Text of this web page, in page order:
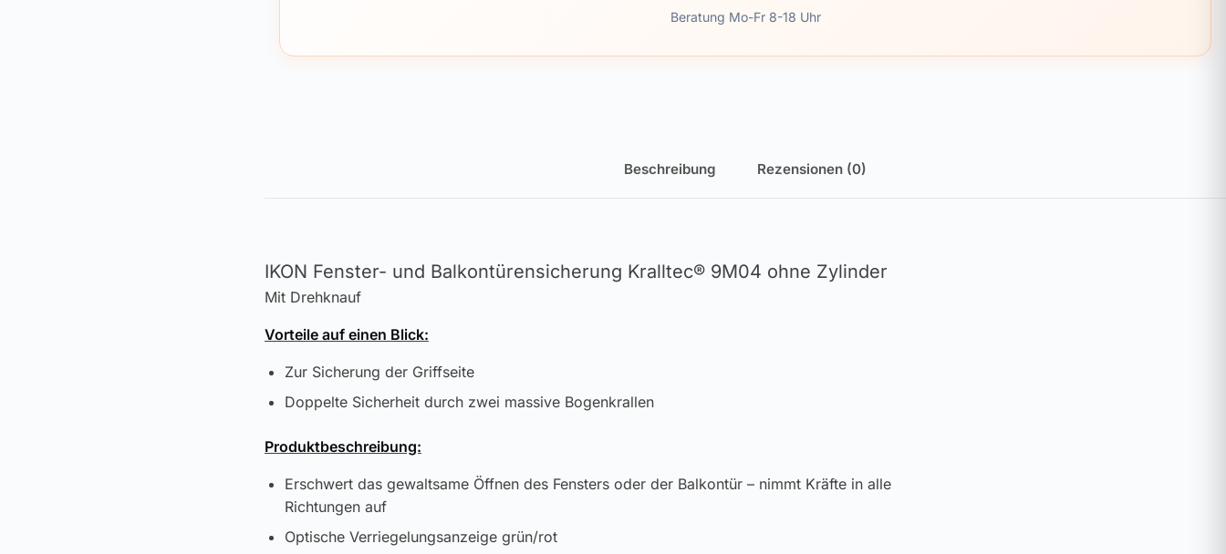
Beratung Mo-Fr 8-18 Uhr
Beschreibung Rezensionen (0)
IKON Fenster- und Balkontürensicherung Kralltec® 9M04 ohne Zylinder
Mit Drehknauf
Vorteile auf einen Blick:
Zur Sicherung der Griffseite
Doppelte Sicherheit durch zwei massive Bogenkrallen
Produktbeschreibung:
Erschwert das gewaltsame Öffnen des Fensters oder der Balkontür – nimmt Kräfte in alle
Richtungen auf
Optische Verriegelungsanzeige grün/rot